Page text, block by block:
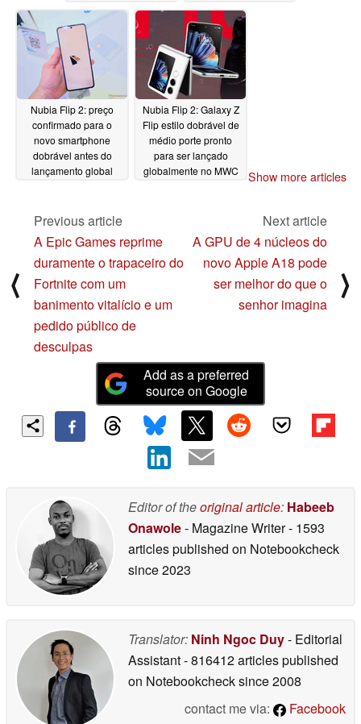
03/20/2025
Nubia Flip 2: preço
confirmado para o
novo smartphone
dobrável antes do
lançamento global
Nubia Flip 2: Galaxy Z
Flip estilo dobrável de
médio porte pronto
para ser lançado
globalmente no MWC
Show more articles
⟨
Previous article
A Epic Games reprime
duramente o trapaceiro do
Fortnite com um
banimento vitalício e um
pedido público de
desculpas
Next article
A GPU de 4 núcleos do
novo Apple A18 pode
ser melhor do que o
senhor imagina
⟩
Add as a preferred
source on Google
Editor of theoriginal article: Habeeb
Onawole- Magazine Writer- 1593
articles published on Notebookcheck
since 2023
Translator: Ninh Ngoc Duy- Editorial
Assistant- 816412 articles published
on Notebookchecksince 2008
contact me via:
Facebook